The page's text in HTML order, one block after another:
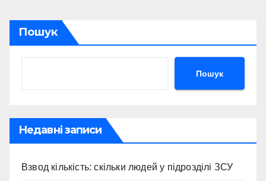
Пошук
Пошук
Недавні записи
Взвод кількість: скільки людей у підрозділі ЗСУ